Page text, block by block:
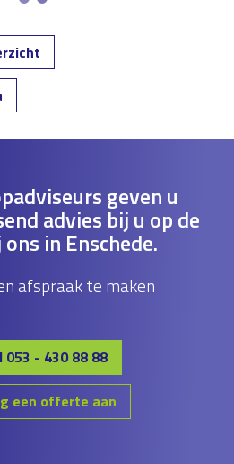
geven u
advies bij u op de
in Enschede.
afspraak te maken
053 - 430 88 88
een offerte aan